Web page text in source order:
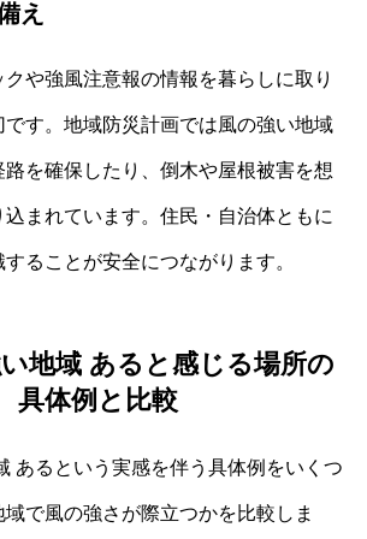
え
や強風注意報の情報を暮らしに取り
です。地域防災計画では風の強い地域
路を確保したり、倒木や屋根被害を想
まれています。住民・自治体ともに
ることが安全につながります。
地域 あると感じる場所の
具体例と比較
あるという実感を伴う具体例をいくつ
で風の強さが際立つかを比較しま